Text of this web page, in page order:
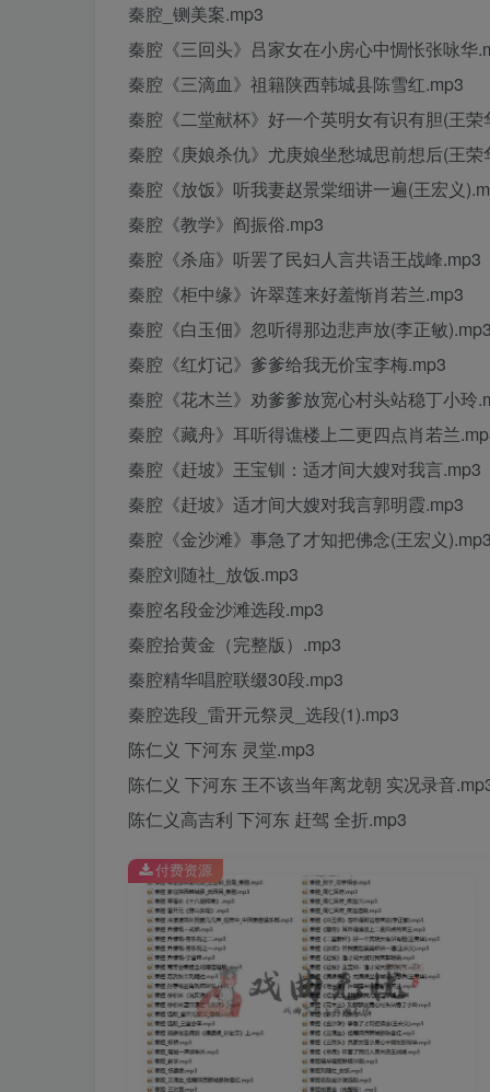
秦腔_铡美案.mp3
秦腔《三回头》吕家女在小房心中惆怅张咏华
秦腔《三滴血》祖籍陕西韩城县陈雪红.mp3
秦腔《二堂献杯》好一个英明女有识有胆(王荣
秦腔《庚娘杀仇》尤庚娘坐愁城思前想后(王荣
秦腔《放饭》听我妻赵景棠细讲一遍(王宏义
秦腔《教学》阎振俗.mp3
秦腔《杀庙》听罢了民妇人言共语王战峰.mp3
秦腔《柜中缘》许翠莲来好羞惭肖若兰.mp3
秦腔《白玉佃》忽听得那边悲声放(李正敏
秦腔《红灯记》爹爹给我无价宝李梅.mp3
秦腔《花木兰》劝爹爹放宽心村头站稳丁小玲
秦腔《藏舟》耳听得谯楼上二更四点肖若兰
秦腔《赶坡》王宝钏：适才间大嫂对我言.mp3
秦腔《赶坡》适才间大嫂对我言郭明霞.mp3
秦腔《金沙滩》事急了才知把佛念(王宏义
秦腔刘随社_放饭.mp3
秦腔名段金沙滩选段.mp3
秦腔拾黄金（完整版）.mp3
秦腔精华唱腔联缀30段.mp3
秦腔选段_雷开元祭灵_选段(1).mp3
陈仁义 下河东 灵堂.mp3
陈仁义 下河东 王不该当年离龙朝 实况录音
陈仁义高吉利 下河东 赶驾 全折.mp3
付费资源